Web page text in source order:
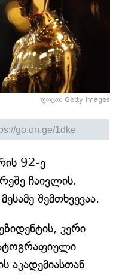
ფოტო: Getty Images
92-ე
ჩაივლის.
შემთხვევაა.
კერი
აკადემიასთან